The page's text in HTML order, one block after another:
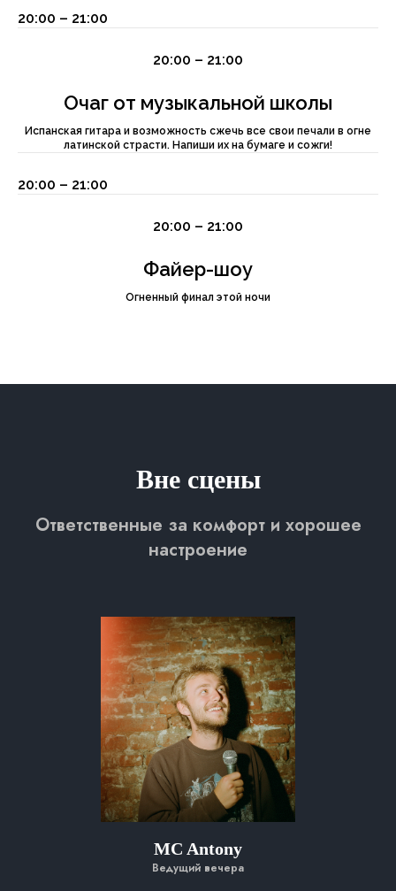
20:00 – 21:00
20:00 – 21:00
Очаг от музыкальной школы
Испанская гитара и возможность сжечь все свои печали в огне
латинской страсти. Напиши их на бумаге и сожги!
20:00 – 21:00
20:00 – 21:00
Файер-шоу
Огненный финал этой ночи
Вне сцены
Ответственные за комфорт и хорошее
настроение
MC Antony
Ведущий вечера